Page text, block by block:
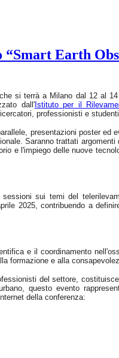
Earth
si terrà a Milano dal 12 al
dall'Istituto per il
professionisti e
presentazioni poster ed
Saranno trattati
e l'impiego delle nuove
sui temi del
2025, contribuendo a
e il coordinamento
formazione e alla
del settore,
questo evento
della conferenza: